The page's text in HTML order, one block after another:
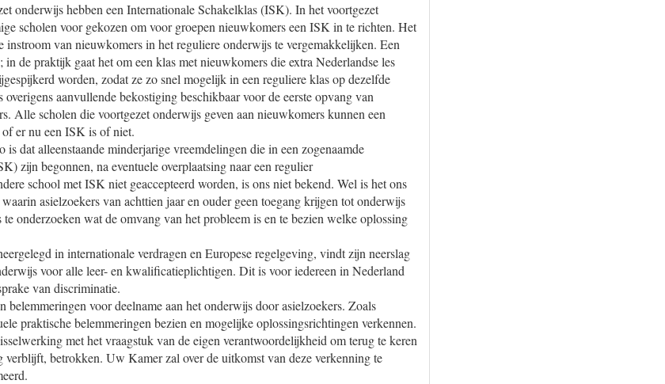
onderwijs hebben een Internationale Schakelklas (ISK). In het voortgezet
scholen voor gekozen om voor groepen nieuwkomers een ISK in te richten. Het
instroom van nieuwkomers in het reguliere onderwijs te vergemakkelijken. Een
de praktijk gaat het om een klas met nieuwkomers die extra Nederlandse les
worden, zodat ze zo snel mogelijk in een reguliere klas op dezelfde
aanvullende bekostiging beschikbaar voor de eerste opvang van
Alle scholen die voortgezet onderwijs geven aan nieuwkomers kunnen een
er nu een ISK is of niet.
is dat alleenstaande minderjarige vreemdelingen die in een zogenaamde
zijn begonnen, na eventuele overplaatsing naar een regulier
school met ISK niet geaccepteerd worden, is ons niet bekend. Wel is het ons
asielzoekers van achttien jaar en ouder geen toegang krijgen tot onderwijs
onderzoeken wat de omvang van het probleem is en te bezien welke oplossing
in internationale verdragen en Europese regelgeving, vindt zijn neerslag
voor alle leer- en kwalificatieplichtigen. Dit is voor iedereen in Nederland
van discriminatie.
belemmeringen voor deelname aan het onderwijs door asielzoekers. Zoals
praktische belemmeringen bezien en mogelijke oplossingsrichtingen verkennen.
met het vraagstuk van de eigen verantwoordelijkheid om terug te keren
verblijft, betrokken. Uw Kamer zal over de uitkomst van deze verkenning te